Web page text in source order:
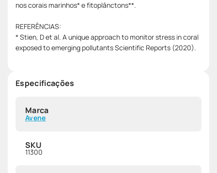
nos corais marinhos* e fitoplânctons**.
REFERÊNCIAS:
* Stien, D et al. A unique approach to monitor stress in coral
exposed to emerging pollutants Scientific Reports (2020).
Especificações
Marca
Avene
SKU
11300